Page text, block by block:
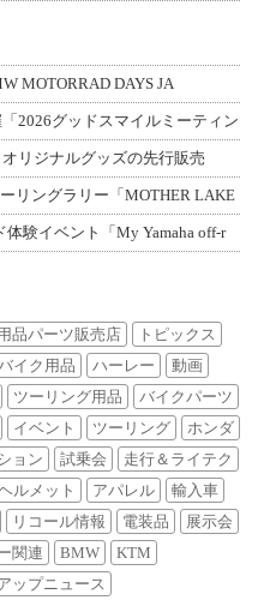
MOTORRAD DAYS JA
2026グッドスマイルミーティン
オリジナルグッズの先行販売
リングラリー「MOTHER LAKE
体験イベント「My Yamaha off-r
品パーツ販売店
トピックス
バイク用品 ハーレー
動画
ツーリング用品
バイクパーツ
イベント ツーリング
ホンダ
ョン 試乗会
走行＆ライテク
ルメット アパレル
輸入車
リコール情報 電装品
展示会
関連 BMW
KTM
ップニュース